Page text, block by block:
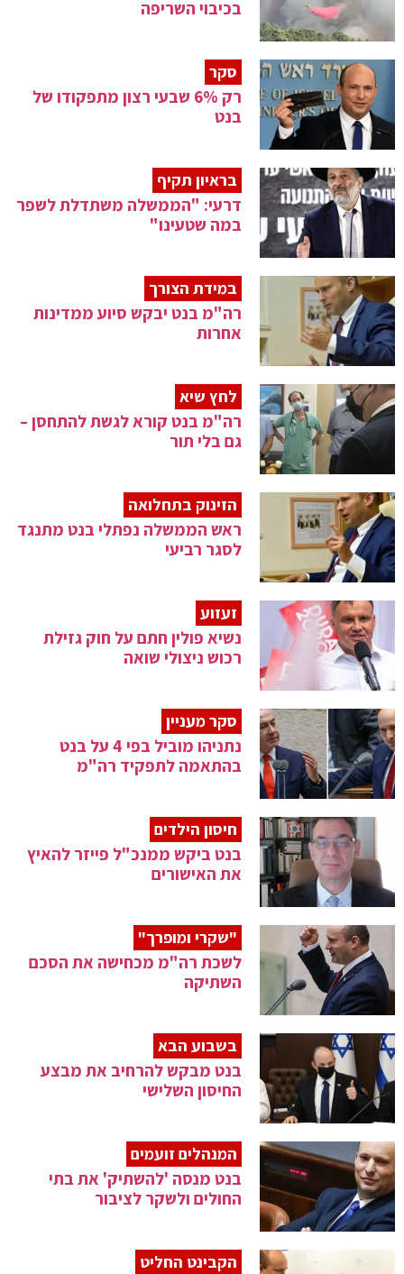
בכיבוי השריפה
סקר
רק 6% שבעי רצון מתפקודו של
בנט
בראיון תקיף
דרעי: "הממשלה משתדלת לשפר
במה שטעינו"
במידת הצורך
רה"מ בנט יבקש סיוע ממדינות
אחרות
לחץ שיא
רה"מ בנט קורא לגשת להתחסן –
גם בלי תור
הזינוק בתחלואה
ראש הממשלה נפתלי בנט מתנגד
לסגר רביעי
זעזוע
נשיא פולין חתם על חוק גזילת
רכוש ניצולי שואה
סקר מעניין
נתניהו מוביל בפי 4 על בנט
בהתאמה לתפקיד רה"מ
חיסון הילדים
בנט ביקש ממנכ"ל פייזר להאיץ
את האישורים
"שקרי ומופרך"
לשכת רה"מ מכחישה את הסכם
השתיקה
בשבוע הבא
בנט מבקש להרחיב את מבצע
החיסון השלישי
המנהלים זועמים
בנט מנסה 'להשתיק' את בתי
החולים ולשקר לציבור
הקבינט החליט